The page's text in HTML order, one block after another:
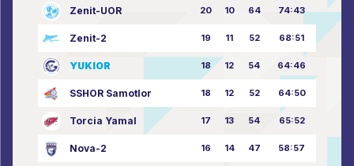
Zenit-UOR 20 10 64 74:43
Zenit-2 19 11 52 68:51
YUKIOR 18 12 54 64:46
SSHOR Samotlor 18 12 52 64:50
Torcia Yamal 17 13 54 65:52
Nova-2 16 14 47 58:57